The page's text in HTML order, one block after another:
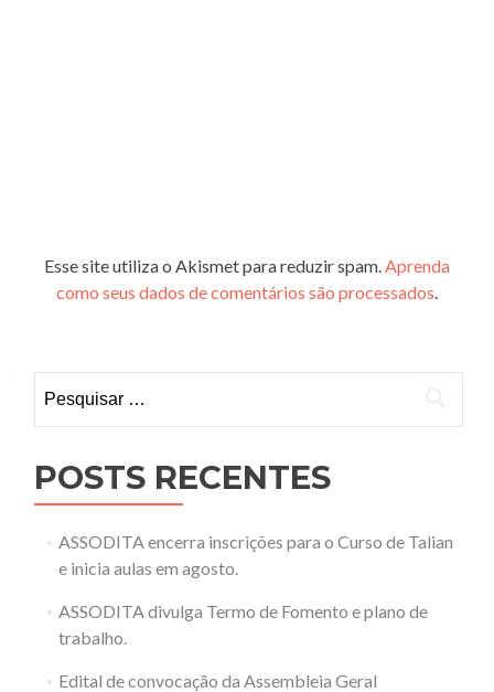
Esse site utiliza o Akismet para reduzir spam.Aprenda
como seus dados de comentários são processados.
por:
POSTS RECENTES
ASSODITA encerra inscrições para o Curso de Talian
e inicia aulas em agosto.
ASSODITA divulga Termo de Fomento e plano de
trabalho.
Edital de convocação da Assembleia Geral